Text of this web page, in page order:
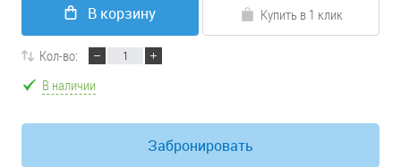
В корзину Купить в 1 клик
Кол-во:
В наличии
Забронировать